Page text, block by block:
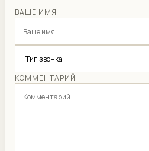
ВАШЕ ИМЯ
КОММЕНТАРИЙ